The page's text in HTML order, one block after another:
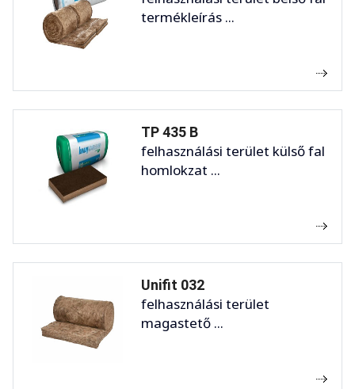
termékleírás ...
TP 435 B
felhasználási terület külső fal
homlokzat ...
Unifit 032
felhasználási terület
magastető ...